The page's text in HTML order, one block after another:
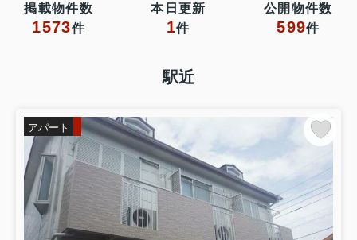
掲載物件数
1573件
本日更新
1件
公開物件数
599件
駅近
アパート